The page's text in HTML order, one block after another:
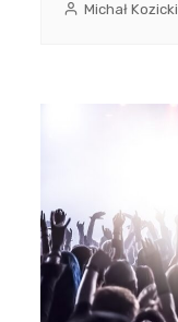
Michał Kozicki